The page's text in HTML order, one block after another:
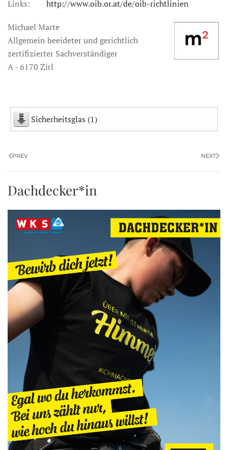
Links: http://www.oib.or.at/de/oib-richtlinien
Michael Marte
Allgemein beeideter und gerichtlich
zertifizierter Sachverständiger
A - 6170 Zirl
Sicherheitsglas (1)
PREV NEXT
Dachdecker*in